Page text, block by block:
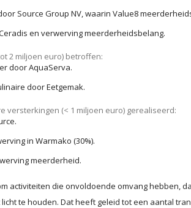
Source Group NV, waarin Value8
en verwerving meerderheidsbelang.
2 miljoen euro) betroffen:
door AquaServa.
door Eetgemak.
versterkingen (< 1 miljoen euro) gerealiseerd:
in Warmako (30%).
meerderheid.
activiteiten die onvoldoende omvang hebben,
te houden. Dat heeft geleid tot een aantal